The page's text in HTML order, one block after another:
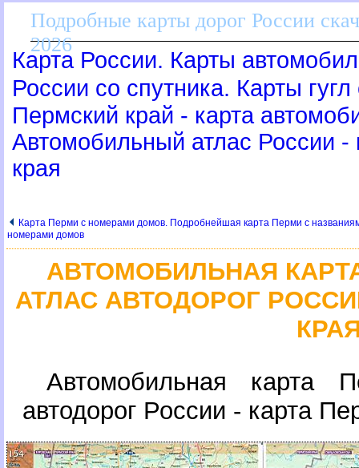
Подробные карты дорог России
2026
Карта России. Карты
России со спутника. Карты
Пермский край - карта
Автомобильный атлас России -
края
Карта Перми с номерами домов. Подробнейшая карта Перми с
номерами домо
АВТОМОБИЛЬНАЯ
АТЛАС АВТОДОРОГ
Автомобильная карта
автодорог России - карта